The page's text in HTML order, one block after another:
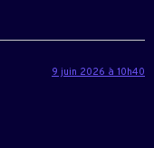
9 juin 2026 à 10h40